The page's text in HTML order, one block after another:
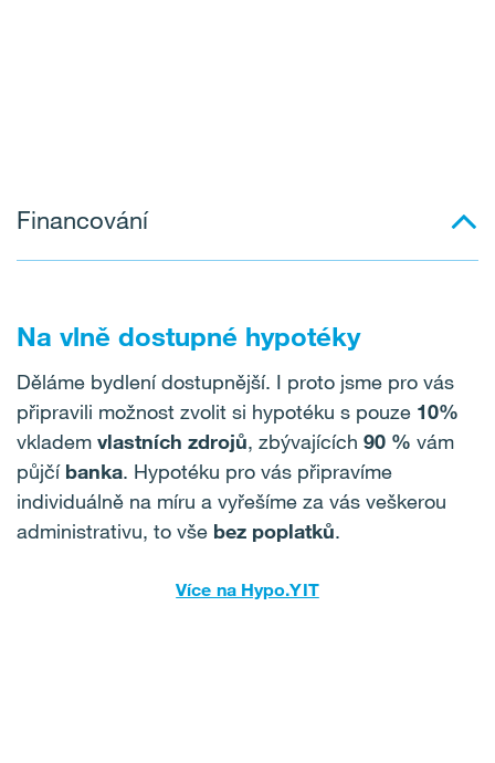
Financování
Na vlně dostupné hypotéky
Děláme bydlení dostupnější. I proto jsme pro vás
připravili možnost zvolit si hypotéku s pouze 10%
vkladem vlastních zdrojů, zbývajících 90 % vám
půjčí banka. Hypotéku pro vás připravíme
individuálně na míru a vyřešíme za vás veškerou
administrativu, to vše bez poplatků.
Více na Hypo.YIT